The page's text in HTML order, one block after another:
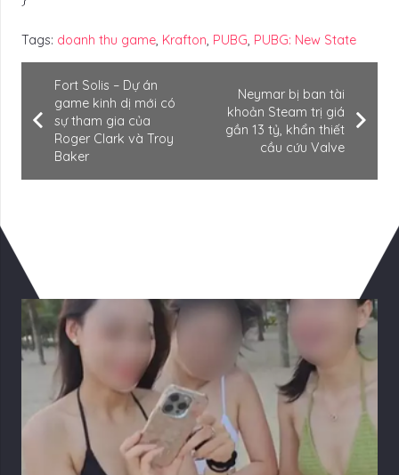
Tags: doanh thu game, Krafton, PUBG, PUBG: New State
Fort Solis – Dự án
game kinh dị mới có
sự tham gia của
Roger Clark và Troy
Baker
Neymar bị ban tài
khoản Steam trị giá
gần 13 tỷ, khẩn thiết
cầu cứu Valve